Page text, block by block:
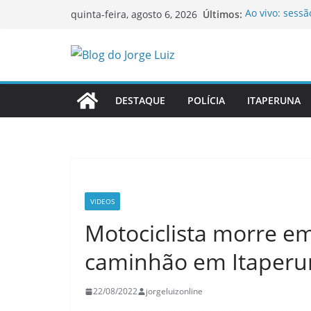
quinta-feira, agosto 6, 2026 Últimos: Ao vivo:
inauguram
Homem é
DESTAQUE POLÍCIA ITAPERUNA
VIDEOS
Motociclista morre
caminhão em
22/08/2022 jorgeluizonline